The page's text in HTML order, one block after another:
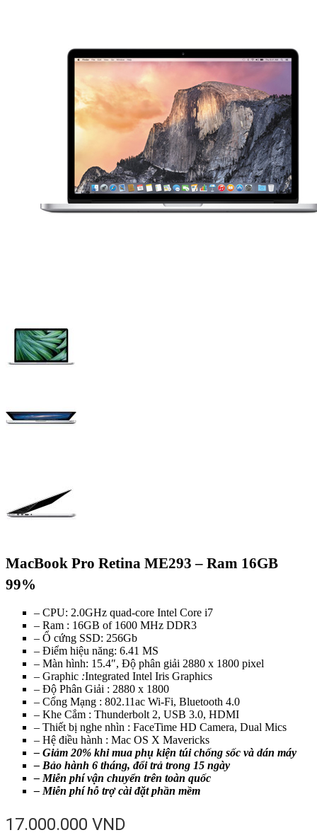
MacBook Pro Retina ME293 – Ram 16GB
99%
– CPU: 2.0GHz quad-core Intel Core i7
– Ram : 16GB of 1600 MHz DDR3
– Ổ cứng SSD: 256Gb
– Điểm hiệu năng: 6.41 MS
– Màn hình: 15.4″, Độ phân giải 2880 x 1800 pixel
– Graphic :Integrated Intel Iris Graphics
– Độ Phân Giải : 2880 x 1800
– Cổng Mạng : 802.11ac Wi-Fi, Bluetooth 4.0
– Khe Cắm : Thunderbolt 2, USB 3.0, HDMI
– Thiết bị nghe nhìn : FaceTime HD Camera, Dual Mics
– Hệ điều hành : Mac OS X Mavericks
– Giảm 20% khi mua phụ kiện túi chống sốc và dán máy
– Bảo hành 6 tháng, đổi trả trong 15 ngày
– Miễn phí vận chuyển trên toàn quốc
– Miễn phí hỗ trợ cài đặt phần mềm
17.000.000 VND